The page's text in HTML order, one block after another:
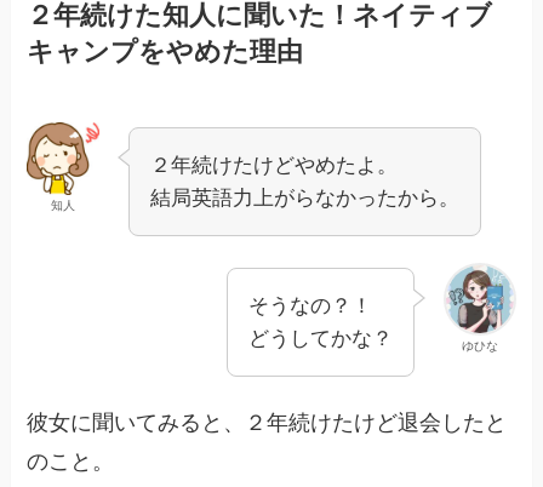
２年続けた知人に聞いた！ネイティブ
キャンプをやめた理由
知人
２年続けたけどやめたよ。
結局英語力上がらなかったから。
ゆひな
そうなの？！
どうしてかな？
彼女に聞いてみると、２年続けたけど退会したと
のこと。